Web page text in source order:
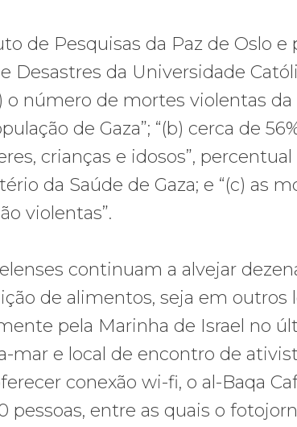
de Pesquisas da Paz de Oslo e
Desastres da Universidade
o número de mortes violentas
de Gaza”; “(b) cerca de
crianças e idosos”,
da Saúde de Gaza; e “(c) as
violentas”.
continuam a alvejar
de alimentos, seja em outros
pela Marinha de Israel no
mar e local de encontro de
conexão wi-fi, o al-Baqa
pessoas, entre as quais o